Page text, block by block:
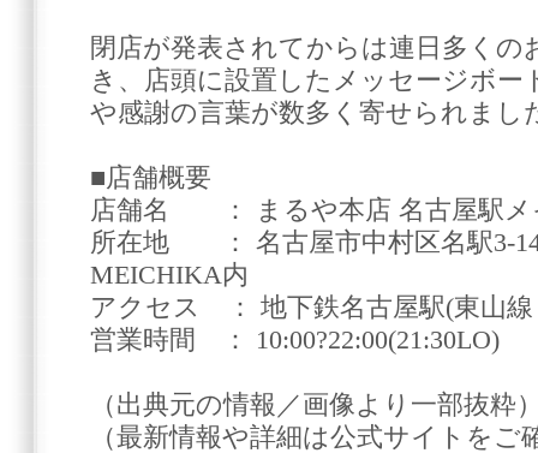
閉店が発表されてからは連日多くの
き、店頭に設置したメッセージボー
や感謝の言葉が数多く寄せられまし
■店舗概要
店舗名 ： まるや本店 名古屋駅メ
所在地 ： 名古屋市中村区名駅3-
MEICHIKA内
アクセス ： 地下鉄名古屋駅(東山線
営業時間 ： 10:00?22:00(21:30LO)
（出典元の情報／画像より一部抜粋
（最新情報や詳細は公式サイトをご